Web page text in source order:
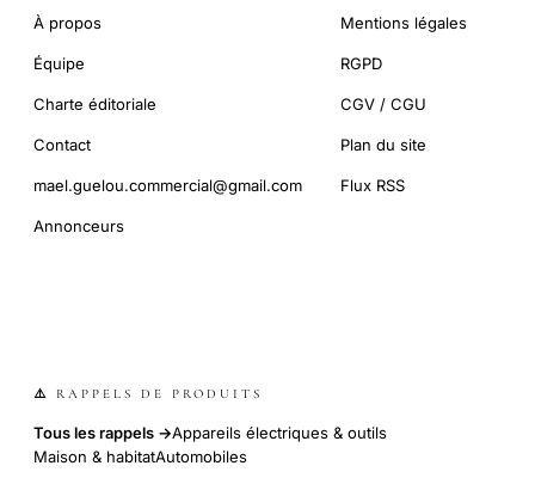
À propos
Équipe
Charte éditoriale
Contact
mael.guelou.commercial@gmail.com
Annonceurs
Mentions légales
RGPD
CGV / CGU
Plan du site
Flux RSS
⚠️ RAPPELS DE PRODUITS
Tous les rappels →Appareils électriques & outils
Maison & habitatAutomobiles